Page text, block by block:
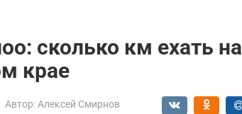
сколько км ехать на
крае
Автор: Алексей Смирнов